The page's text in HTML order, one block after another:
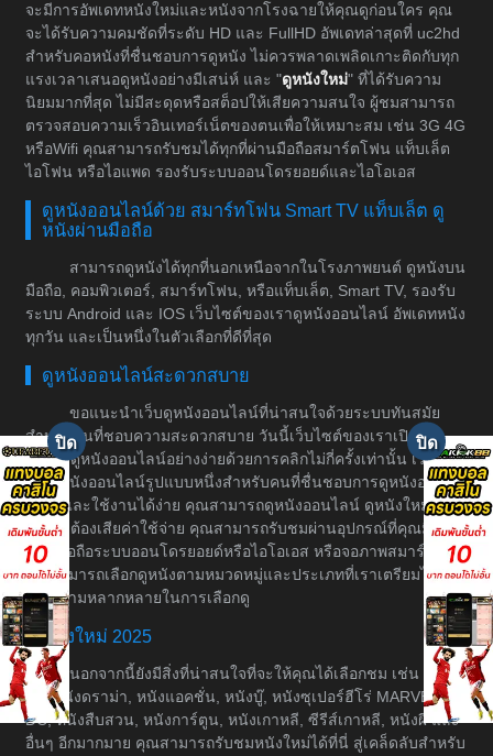
จะมีการอัพเดทหนังใหม่และหนังจากโรงฉายให้คุณดูก่อนใคร คุณ
จะได้รับความคมชัดที่ระดับ HD และ FullHD อัพเดทล่าสุดที่ uc2hd
สำหรับคอหนังที่ชื่นชอบการดูหนัง ไม่ควรพลาดเพลิดเกาะติดกับทุก
แรงเวลาเสนอดูหนังอย่างมีเสน่ห์ และ "ดูหนังใหม่" ที่ได้รับความ
นิยมมากที่สุด ไม่มีสะดุดหรือสต็อปให้เสียความสนใจ ผู้ชมสามารถ
ตรวจสอบความเร็วอินเทอร์เน็ตของตนเพื่อให้เหมาะสม เช่น 3G 4G
หรือWifi คุณสามารถรับชมได้ทุกที่ผ่านมือถือสมาร์ตโฟน แท็บเล็ต
ไอโฟน หรือไอแพด รองรับระบบออนโดรยอยด์และไอโอเอส
ดูหนังออนไลน์ด้วย สมาร์ทโฟน Smart TV แท็บเล็ต ดู
หนังผ่านมือถือ
สามารถดูหนังได้ทุกที่นอกเหนือจากในโรงภาพยนต์ ดูหนังบน
มือถือ, คอมพิวเตอร์, สมาร์ทโฟน, หรือแท็บเล็ต, Smart TV, รองรับ
ระบบ Android และ IOS เว็บไซต์ของเราดูหนังออนไลน์ อัพเดทหนัง
ทุกวัน และเป็นหนึ่งในตัวเลือกที่ดีที่สุด
ดูหนังออนไลน์สะดวกสบาย
ขอแนะนำเว็บดูหนังออนไลน์ที่น่าสนใจด้วยระบบทันสมัย
สำหรับคนที่ชอบความสะดวกสบาย วันนี้เว็บไซต์ของเราเปิดให้
บริการดูหนังออนไลน์อย่างง่ายด้วยการคลิกไม่กี่ครั้งเท่านั้น เราเป็น
เว็บดูหนังออนไลน์รูปแบบหนึ่งสำหรับคนที่ชื่นชอบการดูหนังอย่างมี
ระบบและใช้งานได้ง่าย คุณสามารถดูหนังออนไลน์ ดูหนังใหม่ได้
โดยไม่ต้องเสียค่าใช้จ่าย คุณสามารถรับชมผ่านอุปกรณ์ที่คุณมีอยู่
เช่น มือถือระบบออนโดรยอยด์หรือไอโอเอส หรือจอภาพสมาร์ททีวี
คุณสามารถเลือกดูหนังตามหมวดหมู่และประเภทที่เราเตรียมไว้ให้
เพื่อความหลากหลายในการเลือกดู
หนังใหม่ 2025
นอกจากนี้ยังมีสิ่งที่น่าสนใจที่จะให้คุณได้เลือกชม เช่น หนัง
ต่อ, หนังดราม่า, หนังแอคชั่น, หนังบู๊, หนังซุเปอร์ฮีโร่ MARVEL &
DC, หนังสืบสวน, หนังการ์ตูน, หนังเกาหลี, ซีรีส์เกาหลี, หนังผี และ
อื่นๆ อีกมากมาย คุณสามารถรับชมหนังใหม่ได้ที่นี่ สู่เคล็ดลับสำหรับ